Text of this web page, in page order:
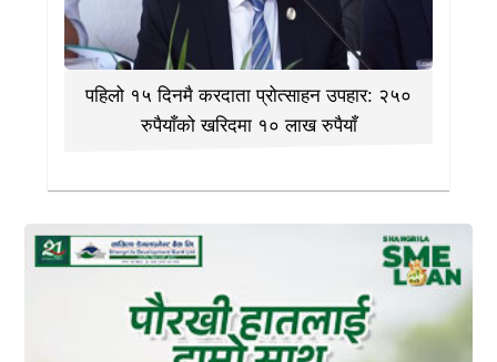
पहिलो १५ दिनमै करदाता प्रोत्साहन उपहार: २५०
रुपैयाँको खरिदमा १० लाख रुपैयाँ